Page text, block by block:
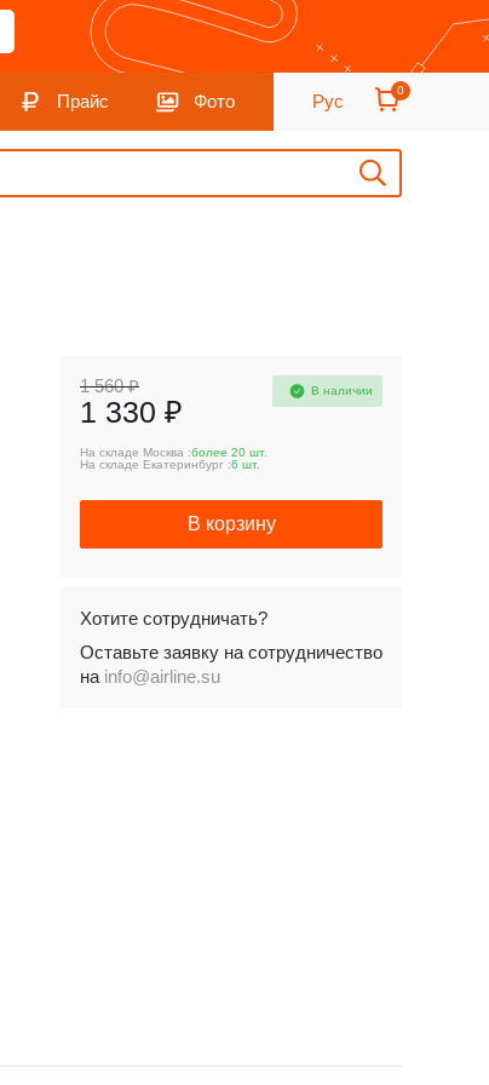
Прайс Фото Рус
0
1 560 ₽
1 330 ₽
В наличии
На складе Москва :более 20 шт.
На складе Екатеринбург :6 шт.
В корзину
Хотите сотрудничать?
Оставьте заявку на сотрудничество
на info@airline.su